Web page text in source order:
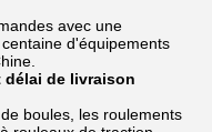
avec une
d'équipements
délai de livraison
boules, les roulements